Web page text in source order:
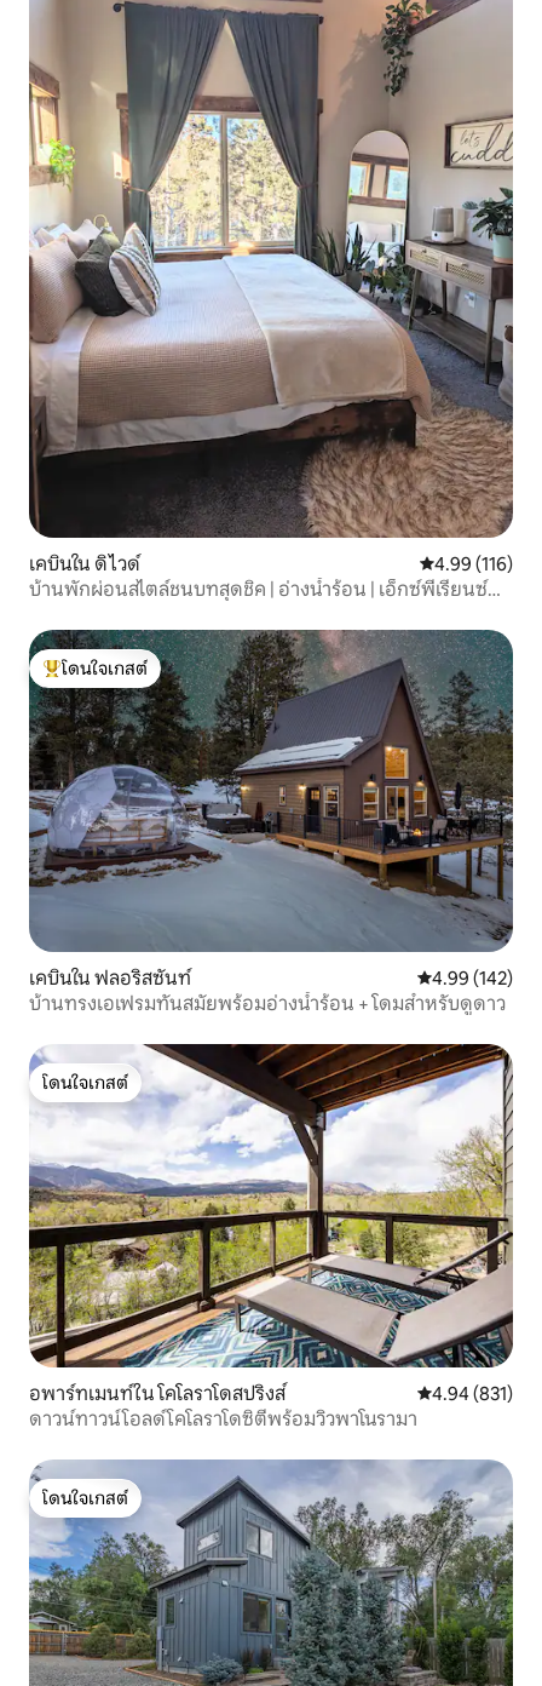
เคบินใน ดิไวด์ คะแนนเฉลี่ย
4.99 (116)
บ้านพักผ่อนสไตล์ชนบทสุดชิค | อ่างน้ำร้อน | เอ็กซ์พีเรียนซ์ที่
โดนใจเกสต์ที่สุด
โดนใจเกสต์
เคบินใน ฟลอริสซันท์ คะแนนเฉลี่ย
4.99 (142)
บ้านทรงเอเฟรมทันสมัยพร้อมอ่างน้ำร้อน + โดมสำหรับดูดาว
โดนใจเกสต์
โดนใจเกสต์
อพาร์ทเมนท์ใน โคโลราโดสปริงส์ คะแนนเฉลี่ย
4.94 (831)
ดาวน์ทาวน์โอลด์โคโลราโดซิตี้พร้อมวิวพาโนรามา
โดนใจเกสต์
โดนใจเกสต์